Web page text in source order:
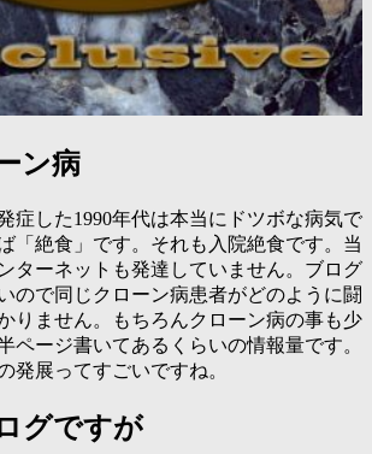
ン病
症した1990年代は本当にドツボな病気で
「絶食」です。それも入院絶食です。当
ターネットも発達していません。ブログ
ので同じクローン病患者がどのように闘
りません。もちろんクローン病の事も少
ページ書いてあるくらいの情報量です。
発展ってすごいですね。
グですが